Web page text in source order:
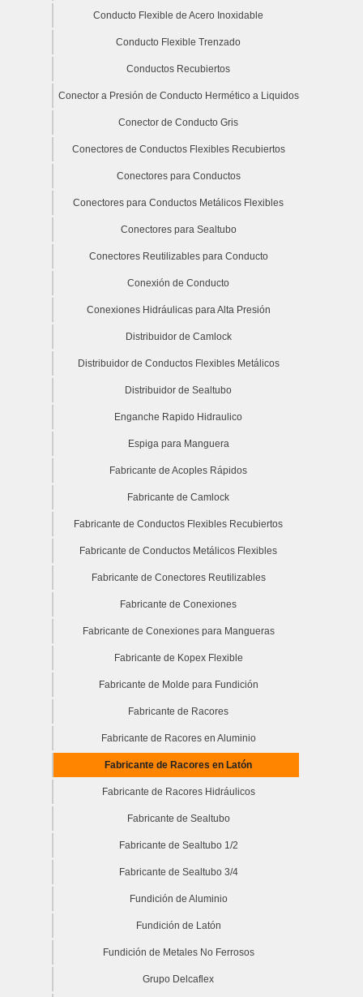
Conducto Flexible de Acero Inoxidable
Conducto Flexible Trenzado
Conductos Recubiertos
Conector a Presión de Conducto Hermético a Liquidos
Conector de Conducto Gris
Conectores de Conductos Flexibles Recubiertos
Conectores para Conductos
Conectores para Conductos Metálicos Flexibles
Conectores para Sealtubo
Conectores Reutilizables para Conducto
Conexión de Conducto
Conexiones Hidráulicas para Alta Presión
Distribuidor de Camlock
Distribuidor de Conductos Flexibles Metálicos
Distribuidor de Sealtubo
Enganche Rapido Hidraulico
Espiga para Manguera
Fabricante de Acoples Rápidos
Fabricante de Camlock
Fabricante de Conductos Flexibles Recubiertos
Fabricante de Conductos Metálicos Flexibles
Fabricante de Conectores Reutilizables
Fabricante de Conexiones
Fabricante de Conexiones para Mangueras
Fabricante de Kopex Flexible
Fabricante de Molde para Fundición
Fabricante de Racores
Fabricante de Racores en Aluminio
Fabricante de Racores en Latón
Fabricante de Racores Hidráulicos
Fabricante de Sealtubo
Fabricante de Sealtubo 1/2
Fabricante de Sealtubo 3/4
Fundición de Aluminio
Fundición de Latón
Fundición de Metales No Ferrosos
Grupo Delcaflex